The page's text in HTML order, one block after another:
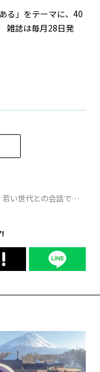
る」をテーマに、40
雑誌は毎月28日発
若い世代との会話で情
!